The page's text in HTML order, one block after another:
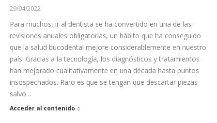
29/04/2022
Para muchos, ir al dentista se ha convertido en una de las
revisiones anuales obligatorias, un hábito que ha conseguido
que la salud bucodental mejore considerablemente en nuestro
país. Gracias a la tecnología, los diagnósticos y tratamientos
han mejorado cualitativamente en una década hasta puntos
insospechados. Raro es que se tengan que descartar piezas
salvo…
Acceder al contenido